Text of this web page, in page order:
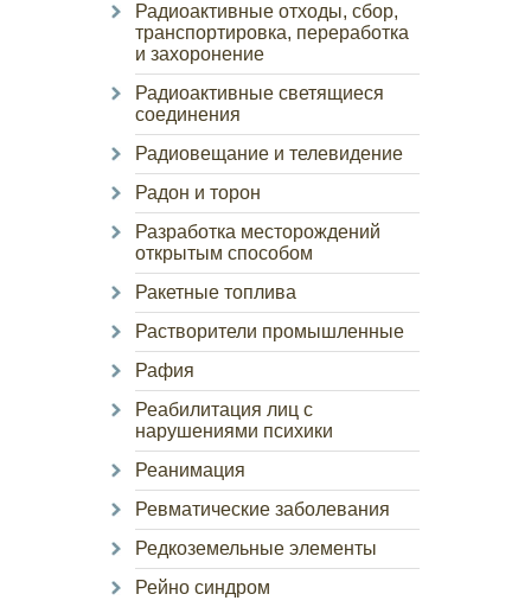
Радиоактивные отходы, сбор,
транспортировка, переработка
и захоронение
Радиоактивные светящиеся
соединения
Радиовещание и телевидение
Радон и торон
Разработка месторождений
открытым способом
Ракетные топлива
Растворители промышленные
Рафия
Реабилитация лиц с
нарушениями психики
Реанимация
Ревматические заболевания
Редкоземельные элементы
Рейно синдром